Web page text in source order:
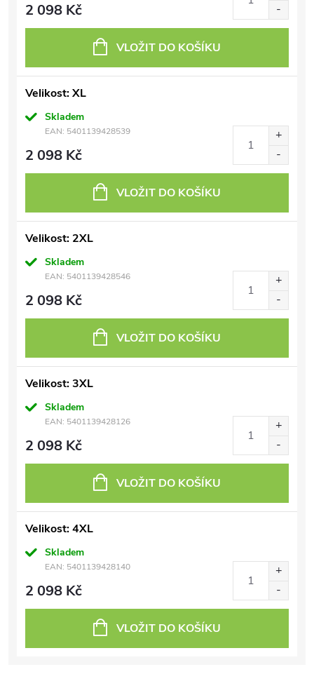
2 098 Kč
VLOŽIT DO KOŠÍKU
Velikost: XL
Skladem
EAN: 5401139428539
2 098 Kč
VLOŽIT DO KOŠÍKU
Velikost: 2XL
Skladem
EAN: 5401139428546
2 098 Kč
VLOŽIT DO KOŠÍKU
Velikost: 3XL
Skladem
EAN: 5401139428126
2 098 Kč
VLOŽIT DO KOŠÍKU
Velikost: 4XL
Skladem
EAN: 5401139428140
2 098 Kč
VLOŽIT DO KOŠÍKU